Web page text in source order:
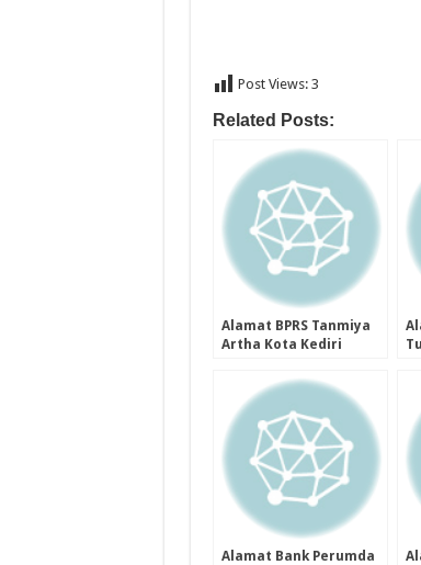
Post Views: 3
Related Posts:
Alamat BPRS Tanmiya
Artha Kota Kediri
Alamat Bank Perumda